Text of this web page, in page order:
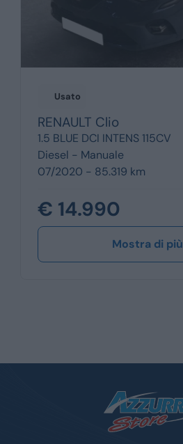
Usato
RENAULT Clio
1.5 BLUE DCI INTENS 115CV
Diesel - Manuale
07/2020 - 85.319 km
€ 14.990
Mostra di più